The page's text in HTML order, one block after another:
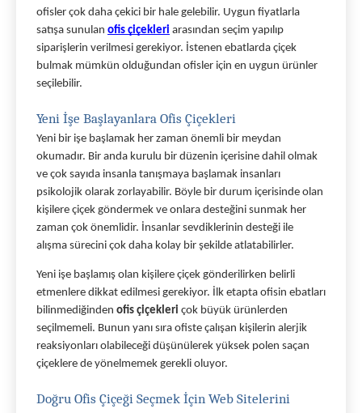
ofisler çok daha çekici bir hale gelebilir. Uygun fiyatlarla
satışa sunulan ofis çiçekleri arasından seçim yapılıp
siparişlerin verilmesi gerekiyor. İstenen ebatlarda çiçek
bulmak mümkün olduğundan ofisler için en uygun ürünler
seçilebilir.
Yeni İşe Başlayanlara Ofis Çiçekleri
Yeni bir işe başlamak her zaman önemli bir meydan
okumadır. Bir anda kurulu bir düzenin içerisine dahil olmak
ve çok sayıda insanla tanışmaya başlamak insanları
psikolojik olarak zorlayabilir. Böyle bir durum içerisinde olan
kişilere çiçek göndermek ve onlara desteğini sunmak her
zaman çok önemlidir. İnsanlar sevdiklerinin desteği ile
alışma sürecini çok daha kolay bir şekilde atlatabilirler.
Yeni işe başlamış olan kişilere çiçek gönderilirken belirli
etmenlere dikkat edilmesi gerekiyor. İlk etapta ofisin ebatları
bilinmediğinden ofis çiçekleri çok büyük ürünlerden
seçilmemeli. Bunun yanı sıra ofiste çalışan kişilerin alerjik
reaksiyonları olabileceği düşünülerek yüksek polen saçan
çiçeklere de yönelmemek gerekli oluyor.
Doğru Ofis Çiçeği Seçmek İçin Web Sitelerini